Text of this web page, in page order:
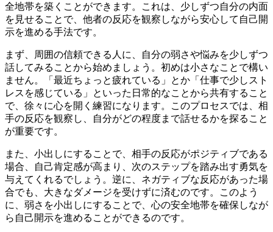
全地帯を築くことができます。これは、少しずつ自分の内面
を見せることで、他者の反応を観察しながら安心して自己開
示を進める手法です。
まず、周囲の信頼できる人に、自分の弱さや悩みを少しずつ
話してみることから始めましょう。初めは小さなことで構い
ません。「最近ちょっと疲れている」とか「仕事で少しスト
レスを感じている」といった日常的なことから共有すること
で、徐々に心を開く練習になります。このプロセスでは、相
手の反応を観察し、自分がどの程度まで話せるかを探ること
が重要です。
また、小出しにすることで、相手の反応がポジティブである
場合、自己肯定感が高まり、次のステップを踏み出す勇気を
与えてくれるでしょう。逆に、ネガティブな反応があった場
合でも、大きなダメージを受けずに済むのです。このよう
に、弱さを小出しにすることで、心の安全地帯を確保しなが
ら自己開示を進めることができるのです。